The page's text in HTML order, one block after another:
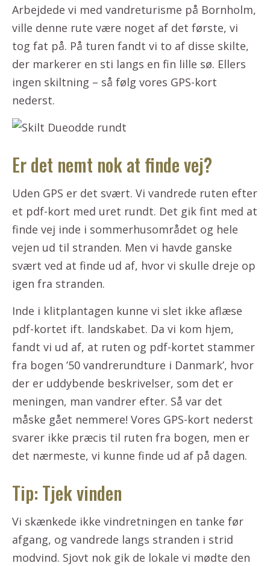
Arbejdede vi med vandreturisme på Bornholm,
ville denne rute være noget af det første, vi
tog fat på. På turen fandt vi to af disse skilte,
der markerer en sti langs en fin lille sø. Ellers
ingen skiltning – så følg vores GPS-kort
nederst.
Er det nemt nok at finde vej?
Uden GPS er det svært. Vi vandrede ruten efter
et pdf-kort med uret rundt. Det gik fint med at
finde vej inde i sommerhusområdet og hele
vejen ud til stranden. Men vi havde ganske
svært ved at finde ud af, hvor vi skulle dreje op
igen fra stranden.
Inde i klitplantagen kunne vi slet ikke aflæse
pdf-kortet ift. landskabet. Da vi kom hjem,
fandt vi ud af, at ruten og pdf-kortet stammer
fra bogen ’50 vandrerundture i Danmark’, hvor
der er uddybende beskrivelser, som det er
meningen, man vandrer efter. Så var det
måske gået nemmere! Vores GPS-kort nederst
svarer ikke præcis til ruten fra bogen, men er
det nærmeste, vi kunne finde ud af på dagen.
Tip: Tjek vinden
Vi skænkede ikke vindretningen en tanke før
afgang, og vandrede langs stranden i strid
modvind. Sjovt nok gik de lokale vi mødte den